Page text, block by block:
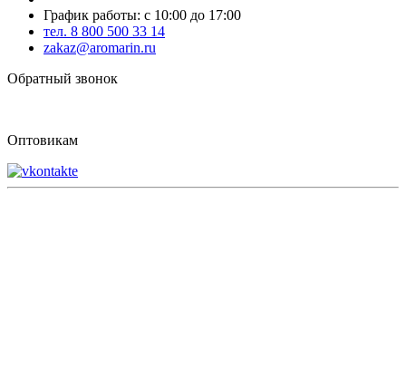
График работы: с 10:00 до 17:00
тел. 8 800 500 33 14
zakaz@aromarin.ru
Обратный звонок
Оптовикам